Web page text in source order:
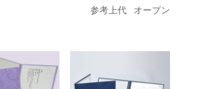
参考上代
オープン